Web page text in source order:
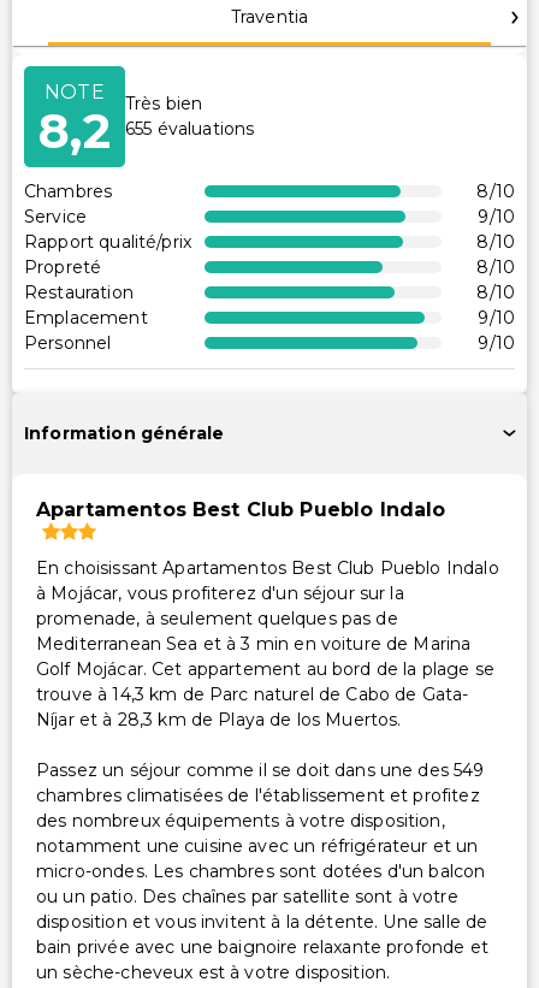
Club pour enfants (gratuit)
Piscine
Salle de jeux/arcade
Accessibilité
Réception accessible en fauteuil roulant
Piscine accessible en fauteuil roulant
Restaurant sur place accessible en fauteuil roulant
Services supplémentaires
Coffre-fort à la réception
Traventia
NOTE
8,2
Très bien
655 évaluations
Chambres 8/10
Service
9/10
Rapport qualité/prix
8/10
Propreté
8/10
Restauration
8/10
Emplacement
9/10
Personnel
9/10
Information générale
Apartamentos Best Club Pueblo Indalo
En choisissant Apartamentos Best Club Pueblo Indalo
à Mojácar, vous profiterez d'un séjour sur la
promenade, à seulement quelques pas de
Mediterranean Sea et à 3 min en voiture de Marina
Golf Mojácar. Cet appartement au bord de la plage se
trouve à 14,3 km de Parc naturel de Cabo de Gata-
Níjar et à 28,3 km de Playa de los Muertos.
Passez un séjour comme il se doit dans une des 549
chambres climatisées de l'établissement et profitez
des nombreux équipements à votre disposition,
notamment une cuisine avec un réfrigérateur et un
micro-ondes. Les chambres sont dotées d'un balcon
ou un patio. Des chaînes par satellite sont à votre
disposition et vous invitent à la détente. Une salle de
bain privée avec une baignoire relaxante profonde et
un sèche-cheveux est à votre disposition.